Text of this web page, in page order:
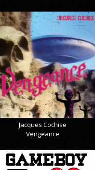
Jacques Cochise
Vengeance